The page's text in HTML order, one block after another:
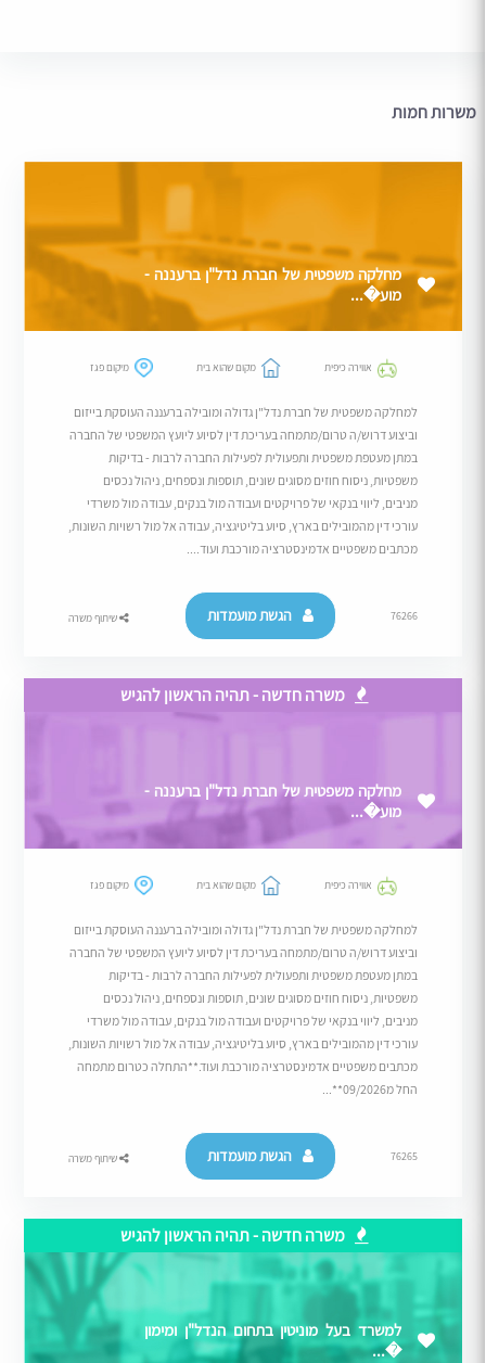
משרות חמות
מחלקה משפטית של חברת נדל"ן ברעננה -
מוע�...
אווירה כיפית מקום שהוא בית מיקום פגז
למחלקה משפטית של חברת נדל"ן גדולה ומובילה ברעננה העוסקת בייזום
וביצוע דרוש/ה טרום/מתמחה בעריכת דין לסיוע ליועץ המשפטי של החברה
במתן מעטפת משפטית ותפעולית לפעילות החברה לרבות - בדיקות
משפטיות, ניסוח חוזים מסוגים שונים, תוספות ונספחים, ניהול נכסים
מניבים, ליווי בנקאי של פרויקטים ועבודה מול בנקים, עבודה מול משרדי
עורכי דין מהמובילים בארץ, סיוע בליטיגציה, עבודה אל מול רשויות השונות,
מכתבים משפטיים אדמינסטרציה מורכבת ועוד....
76266 הגשת מועמדות שיתוף משרה
משרה חדשה - תהיה הראשון להגיש
מחלקה משפטית של חברת נדל"ן ברעננה -
מוע�...
אווירה כיפית מקום שהוא בית מיקום פגז
למחלקה משפטית של חברת נדל"ן גדולה ומובילה ברעננה העוסקת בייזום
וביצוע דרוש/ה טרום/מתמחה בעריכת דין לסיוע ליועץ המשפטי של החברה
במתן מעטפת משפטית ותפעולית לפעילות החברה לרבות - בדיקות
משפטיות, ניסוח חוזים מסוגים שונים, תוספות ונספחים, ניהול נכסים
מניבים, ליווי בנקאי של פרויקטים ועבודה מול בנקים, עבודה מול משרדי
עורכי דין מהמובילים בארץ, סיוע בליטיגציה, עבודה אל מול רשויות השונות,
מכתבים משפטיים אדמינסטרציה מורכבת ועוד.**התחלה כטרום מתמחה
החל מ09/2026**...
76265 הגשת מועמדות שיתוף משרה
משרה חדשה - תהיה הראשון להגיש
למשרד בעל מוניטין בתחום הנדל"ן ומימון
�...